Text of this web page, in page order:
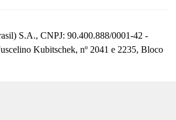
S.A., CNPJ: 90.400.888/0001-42 -
Kubitschek, nº 2041 e 2235, Bloco